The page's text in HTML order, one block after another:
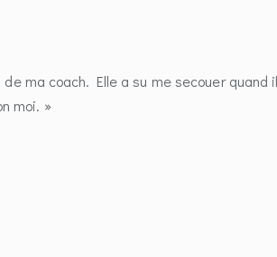
de ma coach. Elle a su me secouer
moi. »